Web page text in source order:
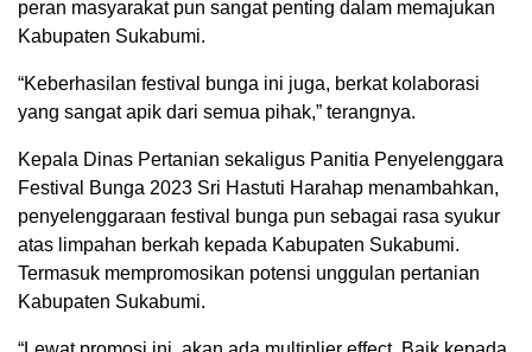
peran masyarakat pun sangat penting dalam memajukan
Kabupaten Sukabumi.
“Keberhasilan festival bunga ini juga, berkat kolaborasi
yang sangat apik dari semua pihak,” terangnya.
Kepala Dinas Pertanian sekaligus Panitia Penyelenggara
Festival Bunga 2023 Sri Hastuti Harahap menambahkan,
penyelenggaraan festival bunga pun sebagai rasa syukur
atas limpahan berkah kepada Kabupaten Sukabumi.
Termasuk mempromosikan potensi unggulan pertanian
Kabupaten Sukabumi.